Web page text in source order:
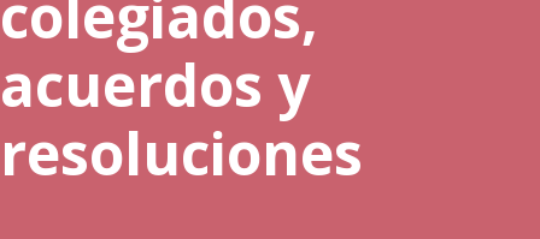
colegiados,
acuerdos y
resoluciones